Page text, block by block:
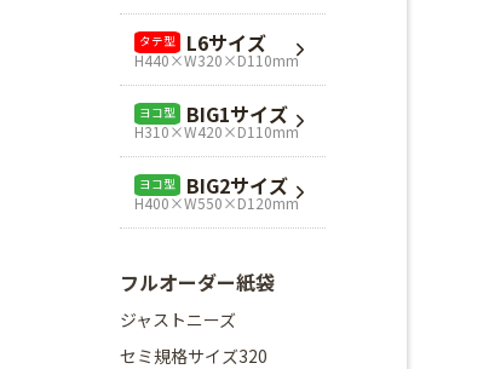
正方形 Lスクエア
H320×W320×D110mm
タテ型 L6サイズ
H440×W320×D110mm
ヨコ型 BIG1サイズ
H310×W420×D110mm
ヨコ型 BIG2サイズ
H400×W550×D120mm
フルオーダー紙袋
ジャストニーズ
セミ規格サイズ320